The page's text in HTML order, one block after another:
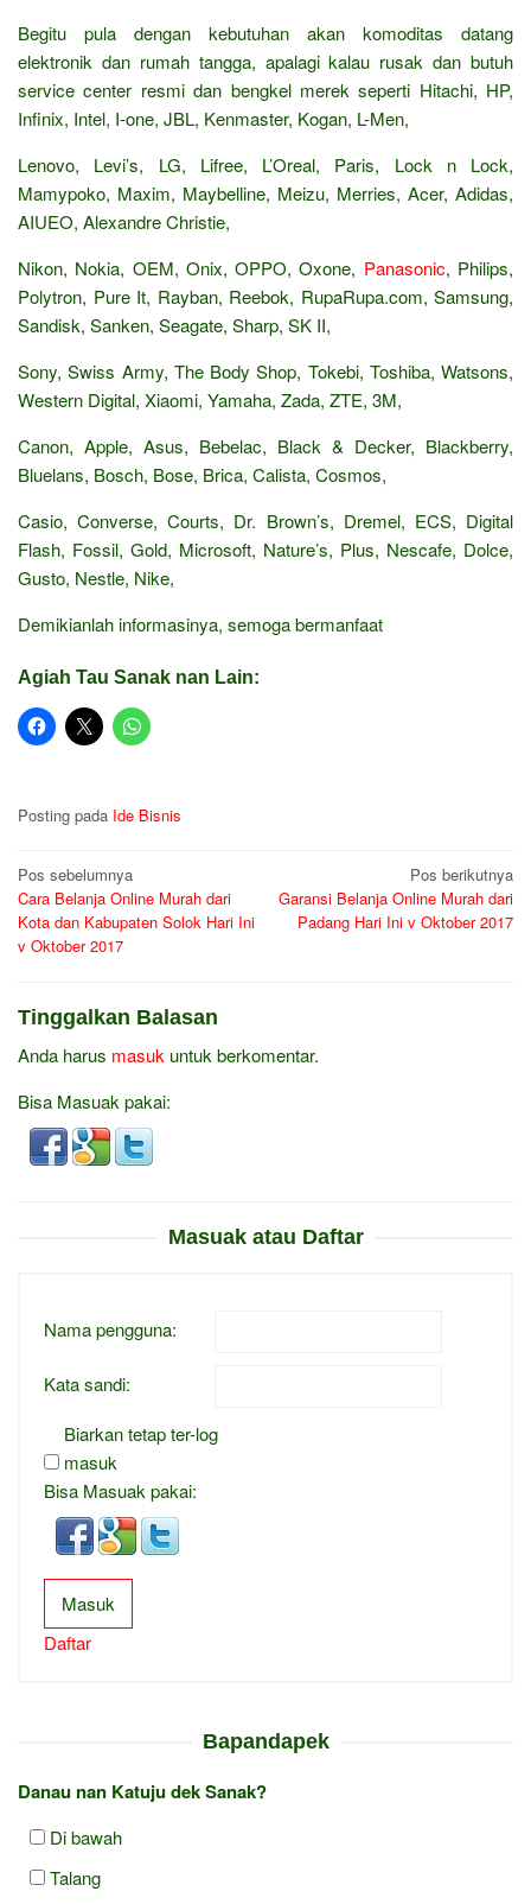
Begitu pula dengan kebutuhan akan komoditas datang
elektronik dan rumah tangga, apalagi kalau rusak dan butuh
service center resmi dan bengkel merek seperti Hitachi, HP,
Infinix, Intel, I-one, JBL, Kenmaster, Kogan, L-Men,
Lenovo, Levi’s, LG, Lifree, L’Oreal, Paris, Lock n Lock,
Mamypoko, Maxim, Maybelline, Meizu, Merries, Acer, Adidas,
AIUEO, Alexandre Christie,
Nikon, Nokia, OEM, Onix, OPPO, Oxone, Panasonic, Philips,
Polytron, Pure It, Rayban, Reebok, RupaRupa.com, Samsung,
Sandisk, Sanken, Seagate, Sharp, SK II,
Sony, Swiss Army, The Body Shop, Tokebi, Toshiba, Watsons,
Western Digital, Xiaomi, Yamaha, Zada, ZTE, 3M,
Canon, Apple, Asus, Bebelac, Black & Decker, Blackberry,
Bluelans, Bosch, Bose, Brica, Calista, Cosmos,
Casio, Converse, Courts, Dr. Brown’s, Dremel, ECS, Digital
Flash, Fossil, Gold, Microsoft, Nature’s, Plus, Nescafe, Dolce,
Gusto, Nestle, Nike,
Demikianlah informasinya, semoga bermanfaat
Agiah Tau Sanak nan Lain:
Posting pada Ide Bisnis
Navigasi
pos
Pos sebelumnya
Cara Belanja Online Murah dari
Kota dan Kabupaten Solok Hari Ini
v Oktober 2017
Pos berikutnya
Garansi Belanja Online Murah dari
Padang Hari Ini v Oktober 2017
Tinggalkan Balasan
Anda harus masuk untuk berkomentar.
Bisa Masuak pakai:
Masuak atau Daftar
Nama pengguna:
Kata sandi:
Biarkan tetap ter-log
masuk
Bisa Masuak pakai:
Masuk
Daftar
Bapandapek
Danau nan Katuju dek Sanak?
Di bawah
Talang